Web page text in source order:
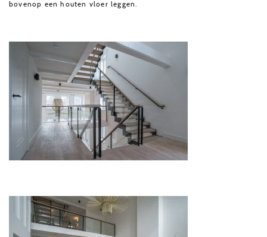
bovenop een houten vloer leggen.